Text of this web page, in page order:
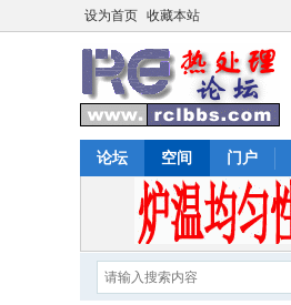
设为首页 收藏本站
论坛 空间 门户